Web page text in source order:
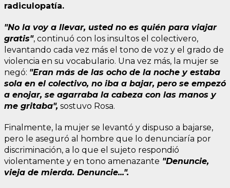
radiculopatía.
"No la voy a llevar, usted no es quién para viajar
gratis", continuó con los insultos el colectivero,
levantando cada vez más el tono de voz y el grado de
violencia en su vocabulario. Una vez más, la mujer se
negó: "Eran más de las ocho de la noche y estaba
sola en el colectivo, no iba a bajar, pero se empezó
a enojar, se agarraba la cabeza con las manos y
me gritaba", sostuvo Rosa.
Finalmente, la mujer se levantó y dispuso a bajarse,
pero le aseguró al hombre que lo denunciaría por
discriminación, a lo que el sujeto respondió
violentamente y en tono amenazante "Denuncie,
vieja de mierda. Denuncie...".